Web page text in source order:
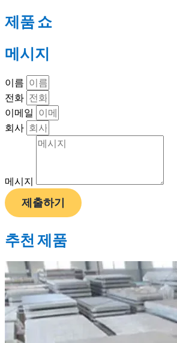
제품 쇼
메시지
이름
전화
이메일
회사
메시지
제출하기
추천 제품